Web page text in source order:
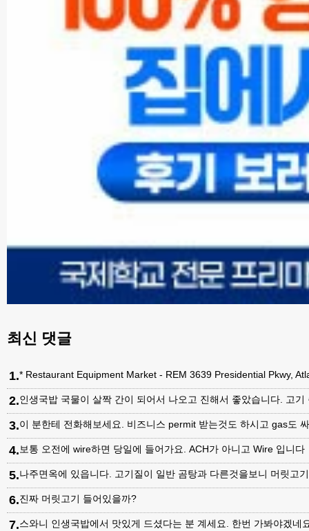
최신 댓글
1.* Restaurant Equipment Market - REM 3639 Presidential Pkwy,
2.인생국밥 국물이 살짝 간이 되어서 나오고 진해서 좋았습니다. 고
3.이 분한테 전화해보세요. 비즈니스 permit 받는것도 하시고 gas도
4.보통 오전에 wire하면 당일에 들어가요. ACH가 아니고 Wire 입니다
5.나주면옥에 있읍니다. 고기질이 일반 곰탕과 다른것을보니 머릿고
6.진짜 머릿고기 들어있을까?
7.스와니 인생국밥에서 맛있게 드셨다는 분 계세요. 한번 가봐야겠네